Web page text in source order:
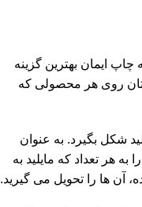
ایمان بهترین گزینه
روی هر محصولی که
شکل بگیرد. به عنوان
هر تعداد که مایلید به
ها را تحویل می گیرید.